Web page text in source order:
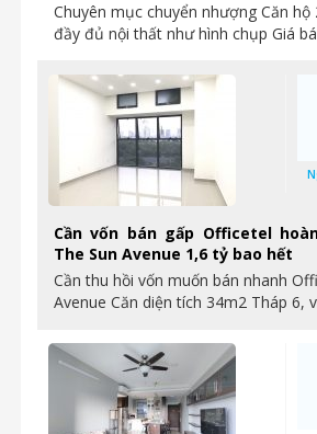
Chuyên mục chuyển nhượng Căn hộ
đầy đủ nội thất như hình chụp Giá
Cần vốn bán gấp Officetel
The Sun Avenue 1,6 tỷ bao hết
Cần thu hồi vốn muốn bán nhanh
Avenue Căn diện tích 34m2 Tháp 6,